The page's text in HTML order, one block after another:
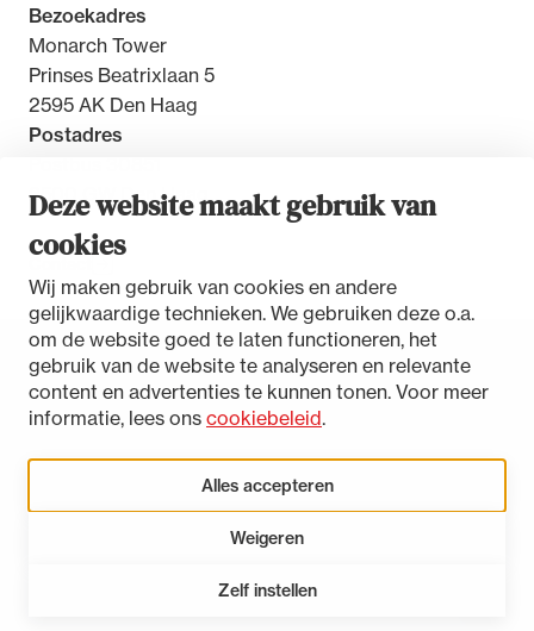
Deze website maakt gebruik van
cookies
Wij maken gebruik van cookies en andere
gelijkwaardige technieken. We gebruiken deze o.a.
om de website goed te laten functioneren, het
gebruik van de website te analyseren en relevante
content en advertenties te kunnen tonen. Voor meer
informatie, lees ons cookiebeleid.
Alles accepteren
Weigeren
Zelf instellen
Bezoekadres
Monarch Tower
Prinses Beatrixlaan 5
2595 AK Den Haag
Postadres
2500 GW Den Haag
Toegankelijkheidsverklaring
Disclaimer